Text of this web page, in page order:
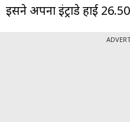
इसने अपना इंट्राडे हाई